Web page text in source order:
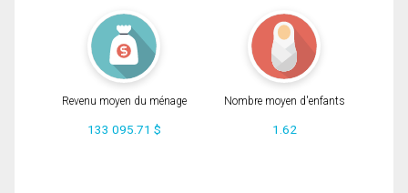
Revenu moyen du ménage
133 095.71 $
Nombre moyen d'enfants
1.62